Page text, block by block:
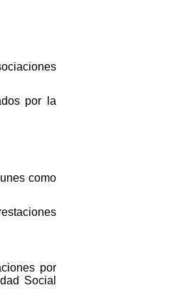
por la
como
por
Social